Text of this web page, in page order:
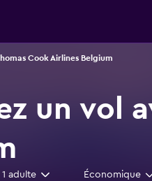
Cook Airlines Belgium
un vol
1 adulte Économique